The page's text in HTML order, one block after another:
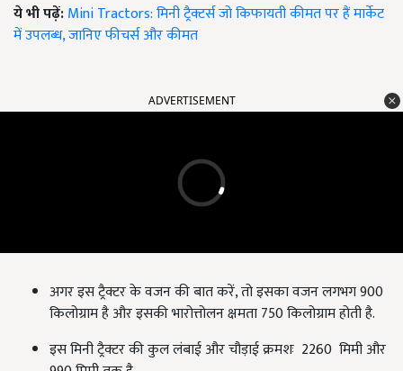
ये भी पढ़ें:Mini Tractors: मिनी ट्रैक्टर्स जो किफायती कीमत पर हैं मार्केट
में उपलब्ध, जानिए फीचर्स और कीमत
ADVERTISEMENT
अगर इस ट्रैक्टर के वजन की बात करें, तो इसका वजन लगभग 900
किलोग्राम है और इसकी भारोत्तोलन क्षमता 750 किलोग्राम होती है.
इस मिनी ट्रैक्टर की कुल लंबाई और चौड़ाई क्रमशः 2260 मिमी और